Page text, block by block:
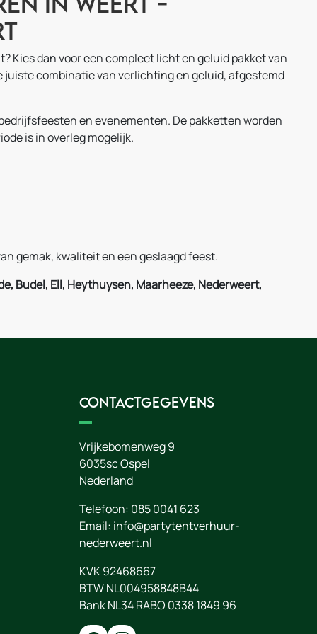
Kies dan voor een compleet licht en geluid pakket van
juiste combinatie van verlichting en geluid, afgestemd
en evenementen. De pakketten worden
is in overleg mogelijk.
gemak, kwaliteit en een geslaagd feest.
Ell, Heythuysen, Maarheeze, Nederweert,
Contactgegevens
Vrijkebomenweg 9
6035scOspel
Nederland
Telefoon: 085 0041 623
Email: info@partytentverhuur-
nederweert.nl
KVK 92468667
BTW NL004958848B44
Bank NL34 RABO 0338 1849 96